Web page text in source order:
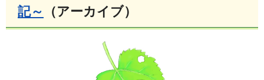
記～ （アーカイブ）